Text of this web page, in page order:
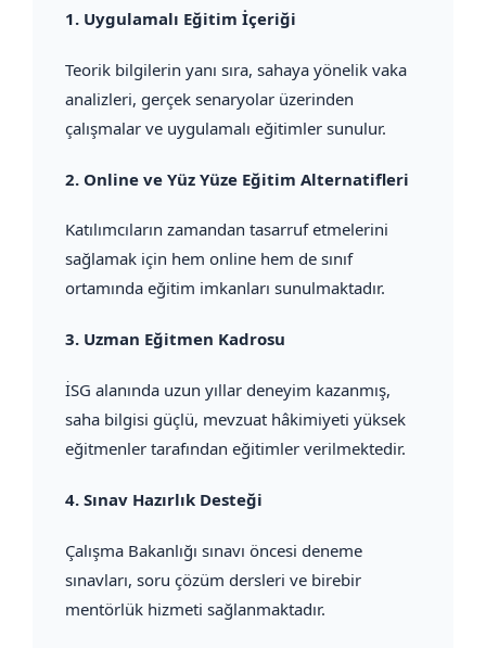
1. Uygulamalı Eğitim İçeriği
Teorik bilgilerin yanı sıra, sahaya yönelik vaka
analizleri, gerçek senaryolar üzerinden
çalışmalar ve uygulamalı eğitimler sunulur.
2. Online ve Yüz Yüze Eğitim Alternatifleri
Katılımcıların zamandan tasarruf etmelerini
sağlamak için hem online hem de sınıf
ortamında eğitim imkanları sunulmaktadır.
3. Uzman Eğitmen Kadrosu
İSG alanında uzun yıllar deneyim kazanmış,
saha bilgisi güçlü, mevzuat hâkimiyeti yüksek
eğitmenler tarafından eğitimler verilmektedir.
4. Sınav Hazırlık Desteği
Çalışma Bakanlığı sınavı öncesi deneme
sınavları, soru çözüm dersleri ve birebir
mentörlük hizmeti sağlanmaktadır.